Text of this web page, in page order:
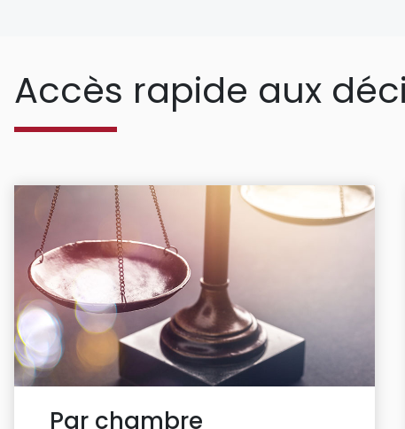
Accès rapide aux
Par chambre